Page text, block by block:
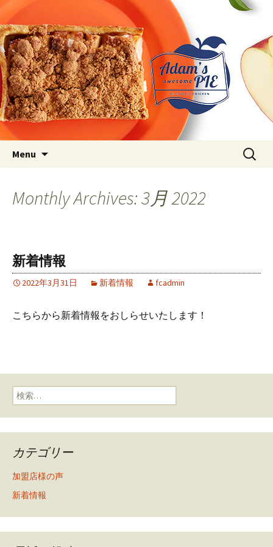
アダムス オーサム パイ ブロ
グ
Just another WordPress site
Menu
検
Monthly Archives: 3月 2022
新着情報
2022年3月31日 新着情報 fcadmin
こちらから新着情報をおしらせいたします！
検索:
カテゴリー
加盟店様の声
新着情報